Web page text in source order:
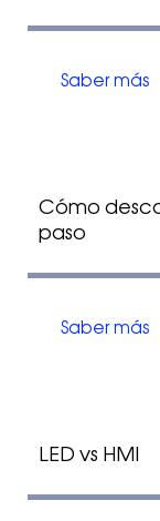
Saber más
Cómo
paso
Saber más
LED vs HMI